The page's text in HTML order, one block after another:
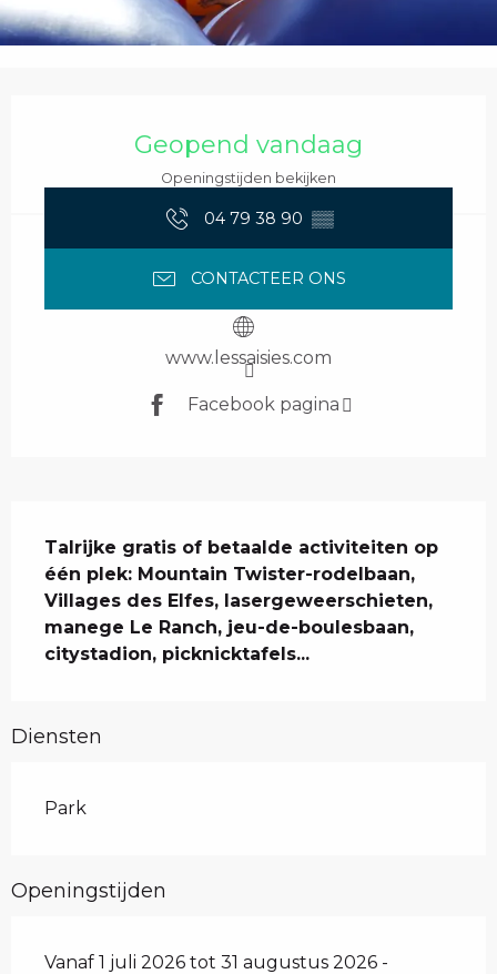
Geopend vandaag
Openingstijden bekijken
04 79 38 90 ▒▒
CONTACTEER ONS
www.lessaisies.com
Facebook pagina
Talrijke gratis of betaalde activiteiten op
één plek: Mountain Twister-rodelbaan,
Villages des Elfes, lasergeweerschieten,
manege Le Ranch, jeu-de-boulesbaan,
citystadion, picknicktafels...
Diensten
Park
Openingstijden
Vanaf 1 juli 2026 tot 31 augustus 2026 -